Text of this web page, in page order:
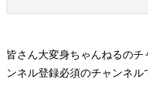
皆さん大変身ちゃんねるの
ンネル登録必須のチャンネル